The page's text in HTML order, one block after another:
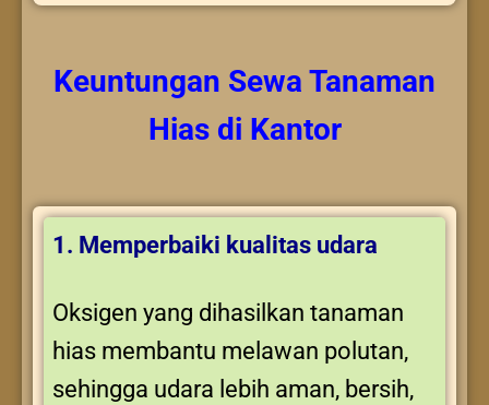
Keuntungan Sewa Tanaman
Hiasdi Kantor
1. Memperbaiki kualitas udara
Oksigen yang dihasilkan tanaman
hias membantu melawan polutan,
sehingga udara lebih aman, bersih,